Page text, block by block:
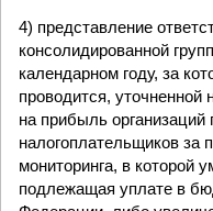
4) представление
консолидированной
календарном году, за
проводится, уточненной
на прибыль организаций
налогоплательщиков за
мониторинга, в которой
подлежащая уплате в